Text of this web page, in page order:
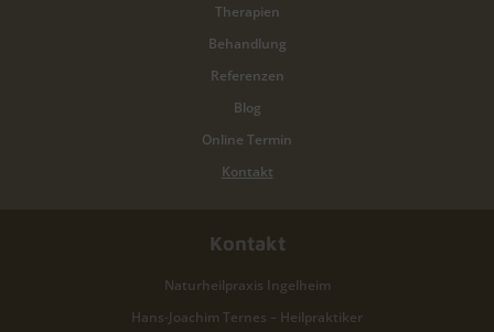
Therapien
Behandlung
Referenzen
Blog
Online Termin
Kontakt
Kontakt
Naturheilpraxis Ingelheim
Hans-Joachim Ternes – Heilpraktiker